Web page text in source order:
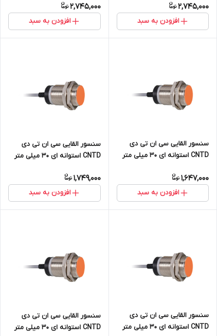
NO+NC مدل CJY30S-25NC
2,745,000
افزودن به سبد
مدل CJY30S-25PC
2,745,000
افزودن به سبد
سنسور القایی سی ان تی دی
CNTD استوانه ای 30 میلی متر
مدل CJY30E-10PC
1,647,000
افزودن به سبد
سنسور القایی سی ان تی دی
CNTD استوانه ای 30 میلی متر
مدل CJY30E-15KA
1,749,000
افزودن به سبد
سنسور القایی سی ان تی دی
CNTD استوانه ای 30 میلی متر
سنسور القایی سی ان تی دی
CNTD استوانه ای 30 میلی متر